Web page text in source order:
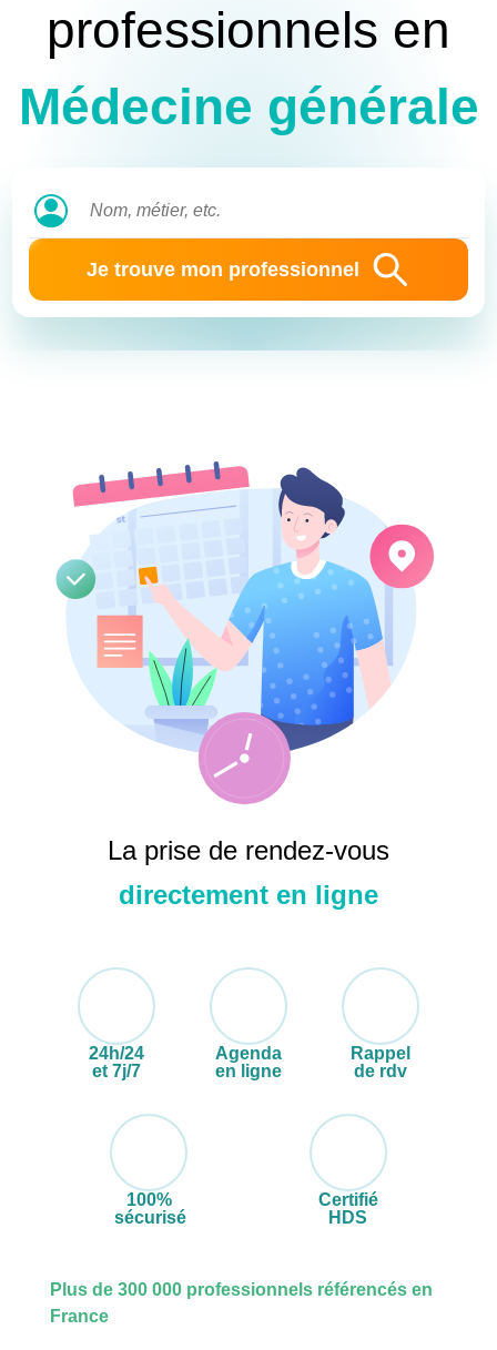
professionnels en
Médecine générale
Je trouve mon professionnel
La prise de rendez-vous
directement en ligne
24h/24
et 7j/7
Agenda
en ligne
Rappel
de rdv
100%
sécurisé
Certifié
HDS
Plus de 300 000 professionnels référencés en
France
Mot de passe
Se souvenir de moi